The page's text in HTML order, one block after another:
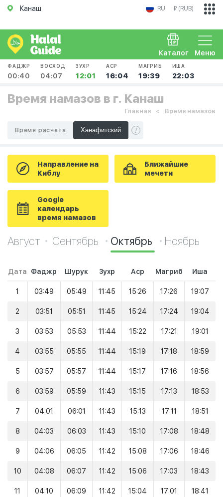
Канаш RU ₽ (RUB)
Меню
Каталог
ФАДЖР
00:40
ВОСХОД
04:07
ЗУХР
12:01
АСР
16:04
МАГРИБ
19:39
ИША
22:03
Время намазов в г. Канаш
Главная Время намазов
Время расчета
Направление на
Киблу
Ближайшие
мечети
Google
календарь
время намазов
Август Сентябрь Октябрь Ноябрь
Дата Фаджр Шурук Зухр Аср Магриб Иша
1 03:49 05:49 11:45 15:26 17:26 19:07
2 03:51 05:51 11:45 15:24 17:24 19:04
3 03:53 05:53 11:44 15:22 17:21 19:01
4 03:55 05:55 11:44 15:19 17:18 18:59
5 03:57 05:57 11:44 15:17 17:16 18:56
6 03:59 05:59 11:43 15:15 17:13 18:53
7 04:01 06:01 11:43 15:13 17:11 18:51
8 04:03 06:03 11:43 15:10 17:08 18:48
9 04:06 06:05 11:42 15:08 17:06 18:46
10 04:08 06:07 11:42 15:06 17:03 18:43
11 04:10 06:09 11:42 15:04 17:01 18:41